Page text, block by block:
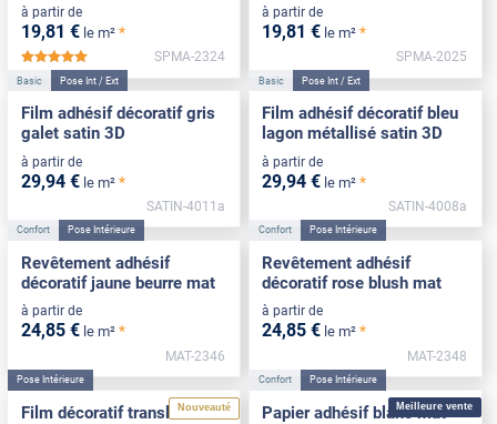
à partir de
19,81 € le m² *
*****
SPMA-2324
à partir de
19,81 € le m² *
SPMA-2025
Basic Pose Int / Ext
Film adhésif décoratif gris
galet satin 3D
à partir de
29,94 € le m² *
SATIN-4011a
Basic Pose Int / Ext
Film adhésif décoratif bleu
lagon métallisé satin 3D
à partir de
29,94 € le m² *
SATIN-4008a
Confort Pose Intérieure
Revêtement adhésif
décoratif jaune beurre mat
à partir de
24,85 € le m² *
MAT-2346
Confort Pose Intérieure
Revêtement adhésif
décoratif rose blush mat
à partir de
24,85 € le m² *
MAT-2348
Nouveauté
Pose Intérieure
Film décoratif translucide
Meilleure vente
Confort Pose Intérieure
Papier adhésif blanc mat